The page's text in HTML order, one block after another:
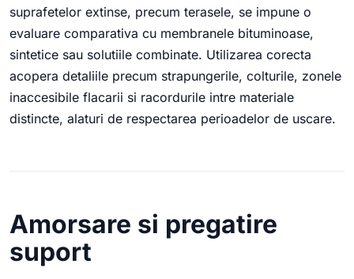
suprafetelor extinse, precum terasele, se impune o
evaluare comparativa cu membranele bituminoase,
sintetice sau solutiile combinate. Utilizarea corecta
acopera detaliile precum strapungerile, colturile, zonele
inaccesibile flacarii si racordurile intre materiale
distincte, alaturi de respectarea perioadelor de uscare.
Amorsare si pregatire
suport